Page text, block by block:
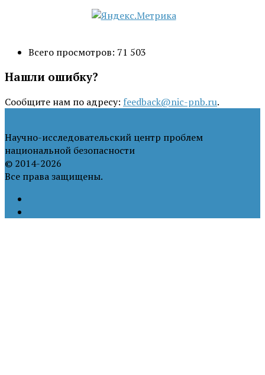
Всего просмотров: 71 503
Нашли ошибку?
Сообщите нам по адресу: feedback@nic-pnb.ru.
Научно-исследовательский центр проблем
национальной безопасности
© 2014-2026
Все права защищены.